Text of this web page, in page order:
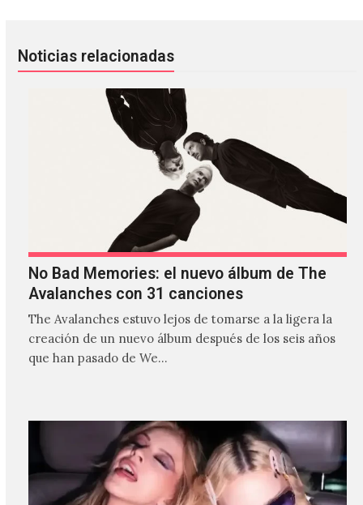
Noticias relacionadas
No Bad Memories: el nuevo álbum de The
Avalanches con 31 canciones
The Avalanches estuvo lejos de tomarse a la ligera la
creación de un nuevo álbum después de los seis años
que han pasado de We…